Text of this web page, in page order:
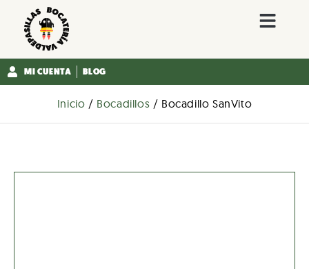
MI CUENTA BLOG
Inicio / Bocadillos / Bocadillo SanVito